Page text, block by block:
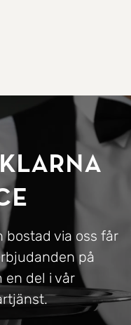
bostad via oss får
på
en del i vår